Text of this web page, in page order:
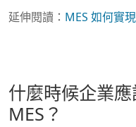
延伸閱讀： MES 如何實
什麼時候企業
MES？